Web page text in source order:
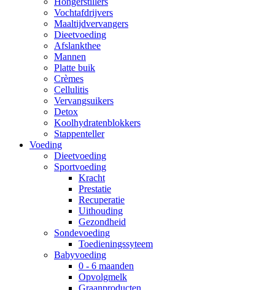
Vochtafdrijvers
Maaltijdvervangers
Dieetvoeding
Afslankthee
Mannen
Platte buik
Crèmes
Cellulitis
Vervangsuikers
Detox
Koolhydratenblokkers
Stappenteller
Voeding
Dieetvoeding
Sportvoeding
Kracht
Prestatie
Recuperatie
Uithouding
Gezondheid
Sondevoeding
Toedieningssyteem
Babyvoeding
0 - 6 maanden
Opvolgmelk
Graanproducten